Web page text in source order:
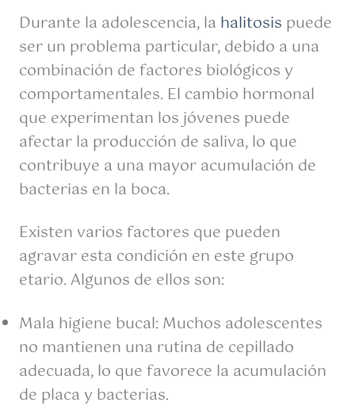
Durante la adolescencia, la halitosis puede
ser un problema particular, debido a una
combinación de factores biológicos y
comportamentales. El cambio hormonal
que experimentan los jóvenes puede
afectar la producción de saliva, lo que
contribuye a una mayor acumulación de
bacterias en la boca.
Existen varios factores que pueden
agravar esta condición en este grupo
etario. Algunos de ellos son:
Mala higiene bucal: Muchos adolescentes
no mantienen una rutina de cepillado
adecuada, lo que favorece la acumulación
de placa y bacterias.